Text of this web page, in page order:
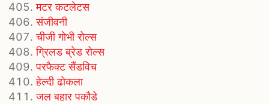
मटर कटलेटस
संजीवनी
चीजी गोभी रोल्स
ग्रिलड ब्रेड रोल्स
परफैक्ट सैंडविच
हेल्दी ढोकला
जल बहार पकौडे